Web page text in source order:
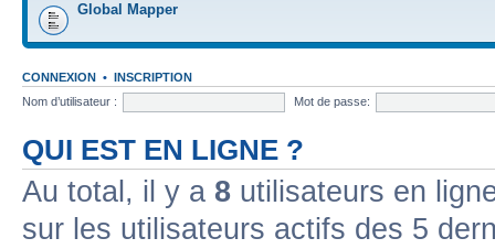
Global Mapper
CONNEXION • INSCRIPTION
Nom d’utilisateur :
Mot de passe:
QUI EST EN LIGNE ?
Au total, il y a 8 utilisateurs en
sur les utilisateurs actifs des 5